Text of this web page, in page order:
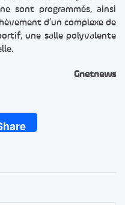
sont programmés, ainsi
d’un complexe de
une salle polyvalente
Gnetnews